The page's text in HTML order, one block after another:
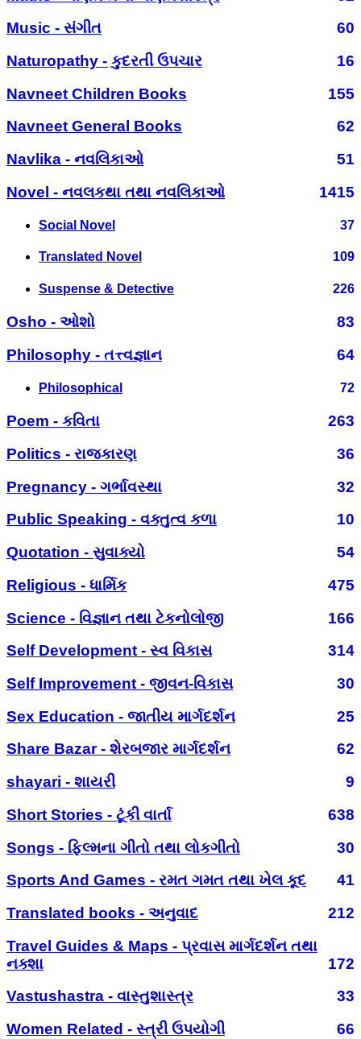
Music - સંગીત
60
Naturopathy - કુદરતી ઉપચાર
16
Navneet Children Books
155
Navneet General Books
62
Navlika - નવલિકાઓ
51
Novel - નવલકથા તથા નવલિકાઓ
1415
Social Novel 37
Translated Novel 109
Suspense & Detective 226
Osho - ઓશો
83
Philosophy - તત્ત્વજ્ઞાન
64
Philosophical 72
Poem - કવિતા
263
Politics - રાજકારણ
36
Pregnancy - ગર્ભાવસ્થા
32
Public Speaking - વક્તુત્વ કળા
10
Quotation - સુવાક્યો
54
Religious - ધાર્મિક
475
Science - વિજ્ઞાન તથા ટેકનોલોજી
166
Self Development - સ્વ વિકાસ
314
Self Improvement - જીવન-વિકાસ
30
Sex Education - જાતીય માર્ગદર્શન
25
Share Bazar - શેરબજાર માર્ગદર્શન
62
shayari - શાયરી
9
Short Stories - ટૂંકી વાર્તા
638
Songs - ફિલ્મના ગીતો તથા લોકગીતો
30
Sports And Games - રમત ગમત તથા ખેલ કૂદ
41
Translated books - અનુવાદ
212
Travel Guides & Maps - પ્રવાસ માર્ગદર્શન તથા
નક્શા
172
Vastushastra - વાસ્તુશાસ્ત્ર
33
Women Related - સ્ત્રી ઉપયોગી
66